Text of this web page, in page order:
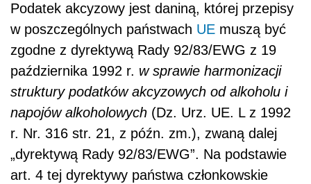
Podatek akcyzowy jest daniną, której przepisy
w poszczególnych państwach UE muszą być
zgodne z dyrektywą Rady 92/83/EWG z 19
października 1992 r. w sprawie harmonizacji
struktury podatków akcyzowych od alkoholu i
napojów alkoholowych (Dz. Urz. UE. L z 1992
r. Nr. 316 str. 21, z późn. zm.), zwaną dalej
„dyrektywą Rady 92/83/EWG”. Na podstawie
art. 4 tej dyrektywy państwa członkowskie